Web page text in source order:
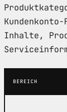
Inhalte,
BEREICH